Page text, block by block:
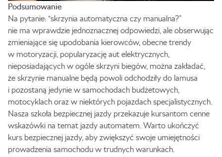
Podsumowanie
Na pytanie: “skrzynia automatyczna czy manualna?”
nie ma wprawdzie jednoznacznej odpowiedzi, ale obserwując
zmieniające się upodobania kierowców, obecne trendy
w motoryzacji, popularyzację aut elektrycznych,
nieposiadających w ogóle skrzyni biegów, można zakładać,
że skrzynie manualne będą powoli odchodziły do lamusa
i pozostaną jedynie w samochodach budżetowych,
motocyklach oraz w niektórych pojazdach specjalistycznych.
Nasza szkoła bezpiecznej jazdy przekazuje kursantom cenne
wskazówki na temat jazdy automatem. Warto ukończyć
kurs bezpiecznej jazdy, aby zwiększyć swoje umiejętności
prowadzenia samochodu w trudnych warunkach.